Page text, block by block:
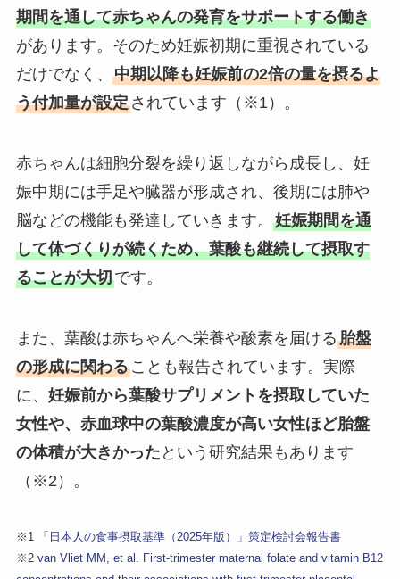
期間を通して赤ちゃんの発育をサポートする働き
があります。そのため妊娠初期に重視されている
だけでなく、 中期以降も妊娠前の2倍の量を摂るよ
う付加量が設定されています（※1）。
赤ちゃんは細胞分裂を繰り返しながら成長し、妊
娠中期には手足や臓器が形成され、後期には肺や
脳などの機能も発達していきます。 妊娠期間を通
して体づくりが続くため、葉酸も継続して摂取す
ることが大切です。
また、葉酸は赤ちゃんへ栄養や酸素を届ける胎盤
の形成に関わることも報告されています。実際
に、 妊娠前から葉酸サプリメントを摂取していた
女性や、赤血球中の葉酸濃度が高い女性ほど胎盤
の体積が大きかった という研究結果もあります
（※2）。
※1
「日本人の食事摂取基準（2025年版）」策定検討会報告書
※2 van Vliet MM, et al. First-trimester maternal folate and vitamin B12